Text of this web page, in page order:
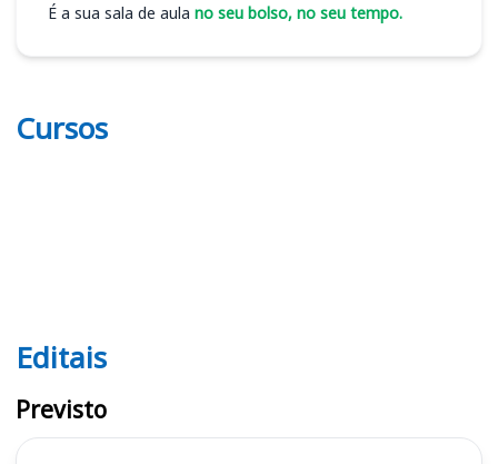
É a sua sala de aula no seu bolso, no seu tempo.
Cursos
Editais CNPQ
Editais
Previsto